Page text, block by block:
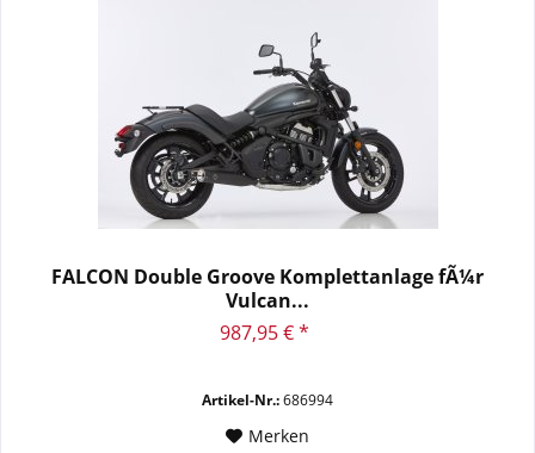
FALCON Double Groove Komplettanlage fÃ¼r
Vulcan...
987,95 € *
Artikel-Nr.:686994
Merken